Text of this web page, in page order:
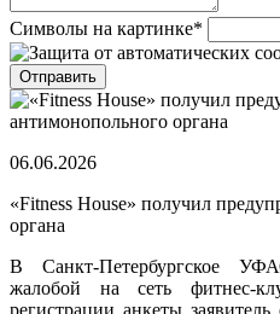
Символы на картинке*
06.06.2026
«Fitness House» получил
органа
В Санкт-Петербургское
жалобой на сеть фитнес-